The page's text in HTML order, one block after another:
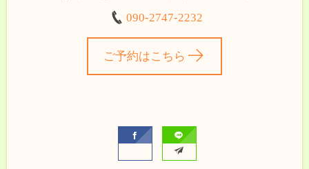
090-2747-2232
ご予約はこちら